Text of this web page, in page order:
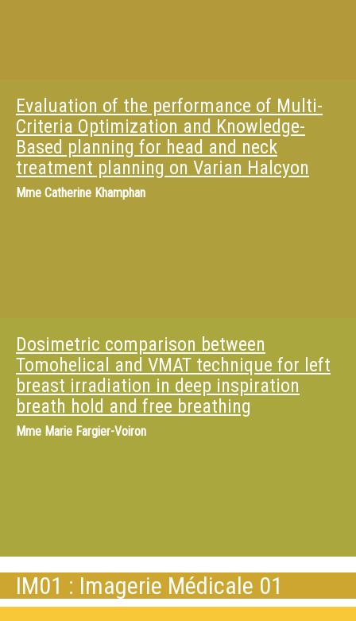
Evaluation of the performance of Multi-
Criteria Optimization and Knowledge-
Based planning for head and neck
treatment planning on Varian Halcyon
Mme Catherine Khamphan
Dosimetric comparison between
Tomohelical and VMAT technique for left
breast irradiation in deep inspiration
breath hold and free breathing
Mme Marie Fargier-Voiron
IM01 : Imagerie Médicale 01